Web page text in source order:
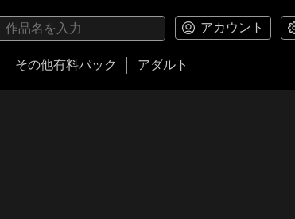
アカウント
その他有料パック アダルト